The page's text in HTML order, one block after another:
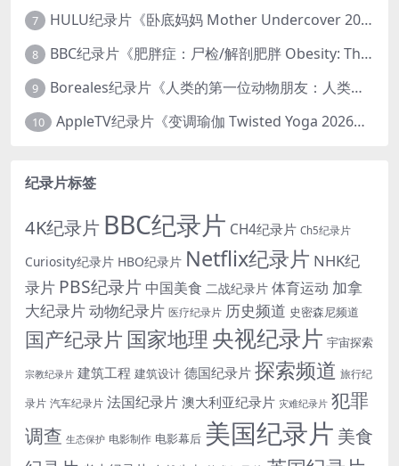
7 HULU纪录片《卧底妈妈 Mother Undercover 2023》全4集 英语中英双字 官方纯净版 1080P/MKV/7.6G 拯救孩子
8 BBC纪录片《肥胖症：尸检/解剖肥胖 Obesity: The Post Mortem 2016》英语中英双字 无水印纯净版 1080P/MKV/1.03G
9 Boreales纪录片《人类的第一位动物朋友：人类和狗的神奇故事 Man’s First Friend 2018》英语中英双字 1080P/MP4/1.8G 狗的神奇故事
10 AppleTV纪录片《变调瑜伽 Twisted Yoga 2026》全3集 英语中英双字 无水印纯净版 1080P/MKV/10G 瑜伽大师背后的真相
纪录片标签
4K纪录片 BBC纪录片 CH4纪录片 Ch5纪录片
Curiosity纪录片 HBO纪录片 Netflix纪录片 NHK纪
录片 PBS纪录片 中国美食 二战纪录片 体育运动 加拿
大纪录片动物纪录片 医疗纪录片 历史频道 史密森尼频道
国产纪录片 国家地理 央视纪录片 宇宙探索
宗教纪录片 建筑工程 建筑设计 德国纪录片 探索频道 旅行纪
录片 汽车纪录片 法国纪录片 澳大利亚纪录片 灾难纪录片 犯罪
调查 生态保护 电影制作 电影幕后 美国纪录片 美食